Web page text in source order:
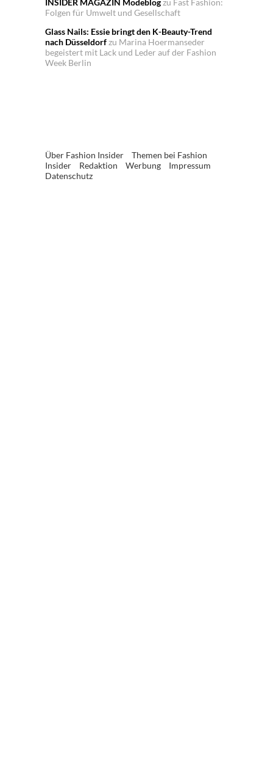
INSIDER MAGAZIN Modeblogzu Fast Fashion:
Folgen für Umwelt und Gesellschaft
Glass Nails: Essie bringt den K-Beauty-Trend
nach Düsseldorfzu Marina Hoermanseder
begeistert mit Lack und Leder auf der Fashion
Week Berlin
Über Fashion Insider
Themen bei Fashion
Insider
Redaktion Werbung
Impressum
Datenschutz